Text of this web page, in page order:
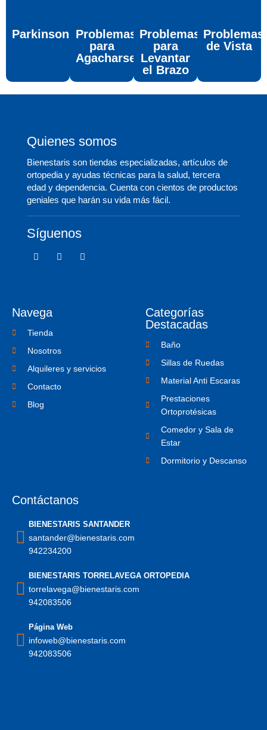
Parkinson Problemas
para
Agacharse
Problemas
para
Levantar
el Brazo
Problemas
de Vista
Quienes somos
Bienestaris son tiendas especializadas, artículos de
ortopedia y ayudas técnicas para la salud, tercera
edad y dependencia. Cuenta con cientos de productos
geniales que harán su vida más fácil.
Síguenos
F
a
k
f
T
w
I
c
m
Navega
Tienda
Nosotros
Alquileres y servicios
Contacto
Blog
Categorías
Destacadas
Baño
Sillas de Ruedas
Material Anti Escaras
Prestaciones
Ortoprotésicas
Comedor y Sala de
Estar
Dormitorio y Descanso
Contáctanos
BIENESTARIS SANTANDER
santander@bienestaris.com
942234200
BIENESTARIS TORRELAVEGA ORTOPEDIA
torrelavega@bienestaris.com
942083506
Página Web
infoweb@bienestaris.com
942083506